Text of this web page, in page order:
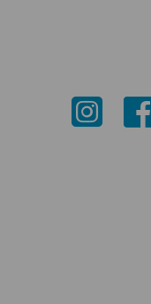
Footer